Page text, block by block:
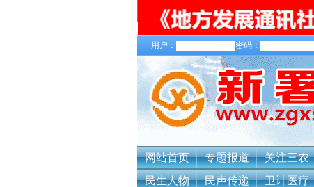
用户： 密码：
关于我们
网站首页 专题报道 关注三农
民生人物
民声传递 卫计医疗